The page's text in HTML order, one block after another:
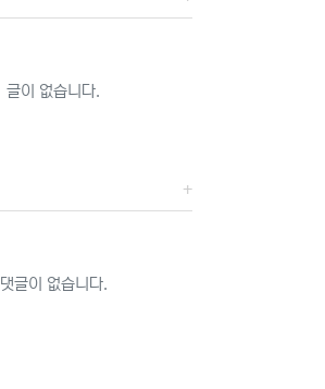
글이 없습니다.
댓글이 없습니다.